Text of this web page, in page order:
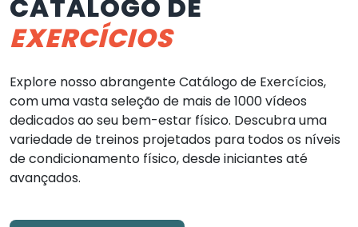
CATÁLOGO DE
EXERCÍCIOS
Explore nosso abrangente Catálogo de Exercícios,
com uma vasta seleção de mais de 1000 vídeos
dedicados ao seu bem-estar físico. Descubra uma
variedade de treinos projetados para todos os níveis
de condicionamento físico, desde iniciantes até
avançados.